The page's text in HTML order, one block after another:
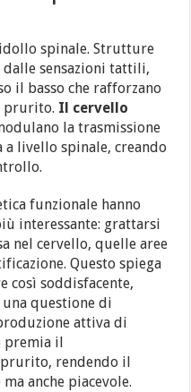
spinale. Strutture
sensazioni tattili,
il basso che rafforzano
prurito. Il cervello
la trasmissione
a livello spinale, creando
funzionale hanno
interessante: grattarsi
nel cervello, quelle aree
Questo spiega
così soddisfacente,
questione di
attiva di
premia il
rendendo il
anche piacevole.